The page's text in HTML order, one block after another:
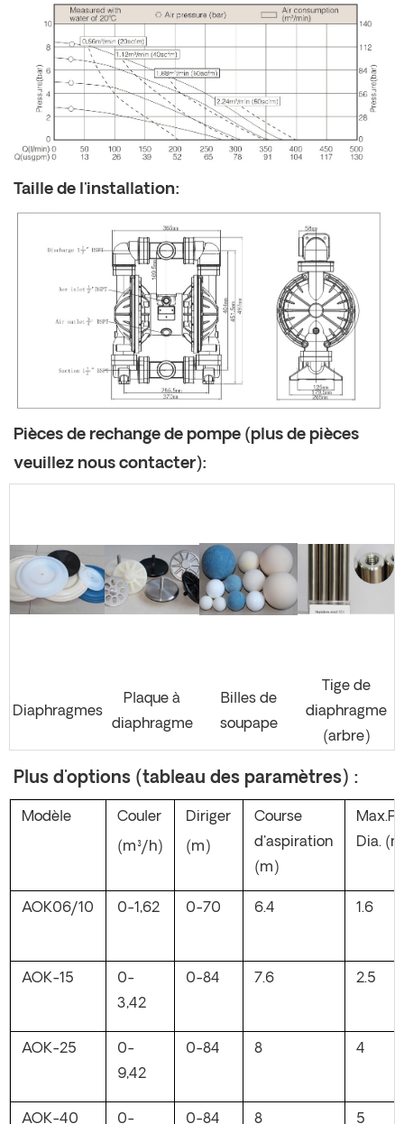
Taille de l'installation:
Pièces de rechange de pompe (plus de pièces
veuillez nous contacter):
Diaphragmes
Plaque à
diaphragme
Billes de
soupape
Tige de
diaphragme
(arbre)
Plus d'options (tableau des paramètres) :
Modèle Couler
(m³/h)
Diriger
(m)
Course
d'aspiration
(m)
Dia.
AOK06/10 0-1,62 0-70 6.4 1.6
AOK-15
0-
3,42
0-84 7.6 2.5
AOK-25
0-
9,42
0-84 8 4
AOK-40 0- 0-84 8 5